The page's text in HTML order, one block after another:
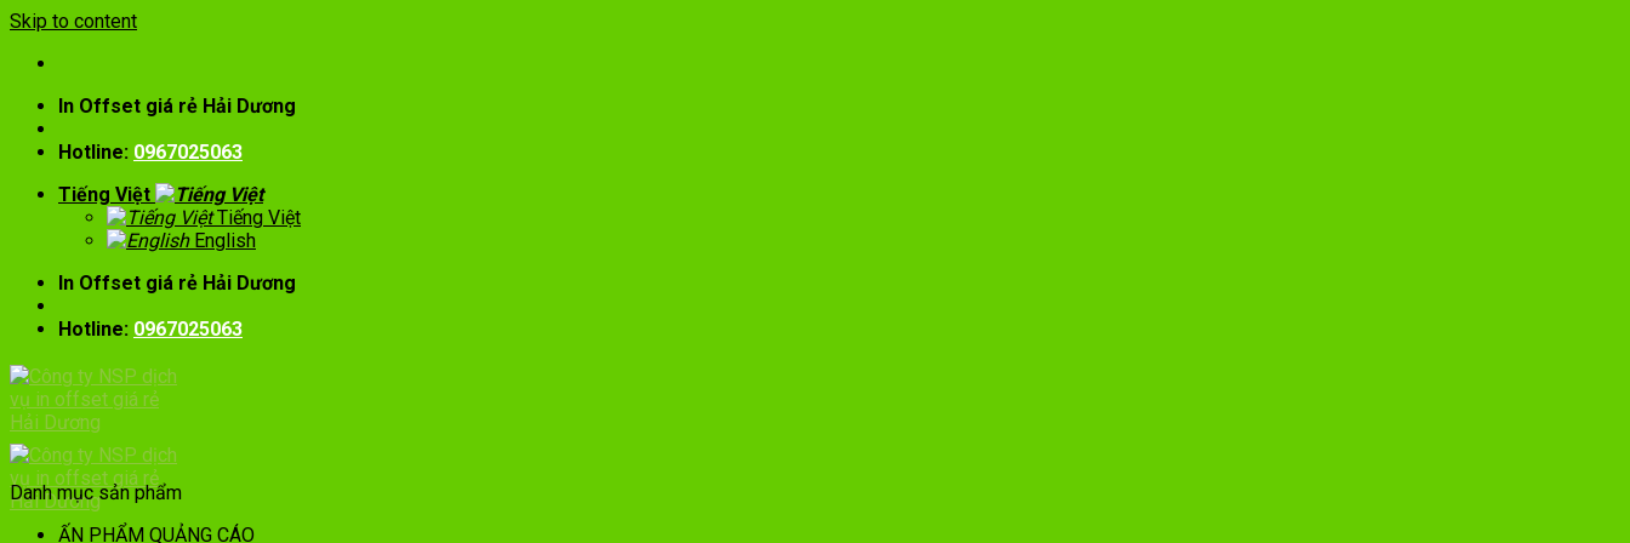
Skip to content
In Offset giá rẻ Hải Dương
Hotline: 0967025063
Tiếng Việt
Tiếng Việt
English
In Offset giá rẻ Hải Dương
Hotline: 0967025063
Danh mục sản phẩm
ẤN PHẨM QUẢNG CÁO